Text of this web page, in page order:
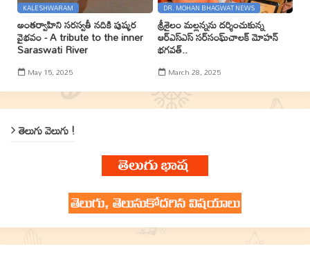
KALESHWARAM
అంతర్వాహిని సరస్వతీ నదికి పుష్కర
వైభవం - A tribute to the inner
Saraswati River
May 15, 2025
DR. MOHAN BHAGWAT NEWS
శ్రీశైలం మల్లన్నను దర్శించుకున్న
ఆర్ఎస్ఎస్ సర్‌సంఘ్‌చాలక్ మోహన్
భగవత్..
March 28, 2025
తెలుగు వెలుగు !